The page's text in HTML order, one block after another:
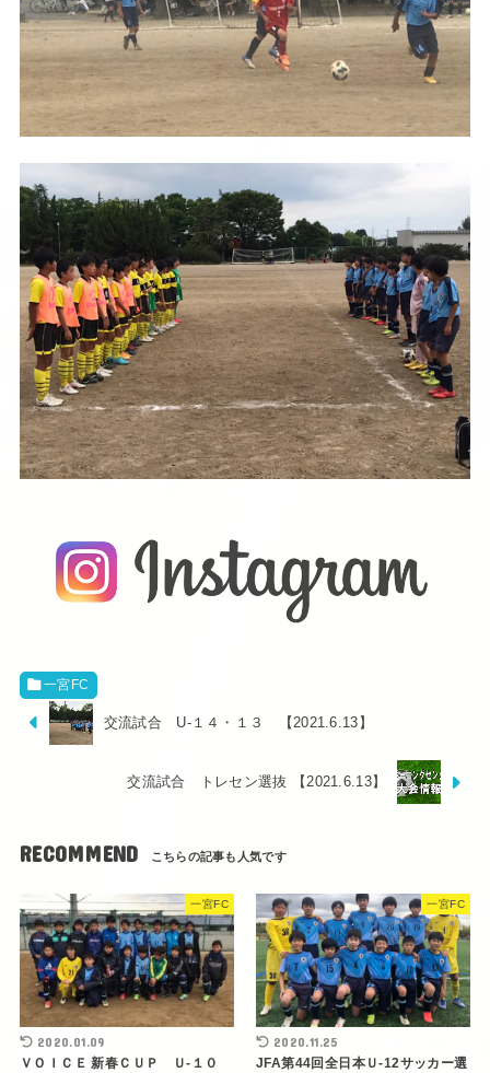
一宮FC
交流試合 U-１４・１３ 【2021.6.13】
交流試合 トレセン選抜 【2021.6.13】
RECOMMEND
一宮FC
2020.01.09
ＶＯＩＣＥ 新春ＣＵＰ Ｕ-１０
一宮FC
2020.11.25
JFA第44回全日本Ｕ-12サッカー選